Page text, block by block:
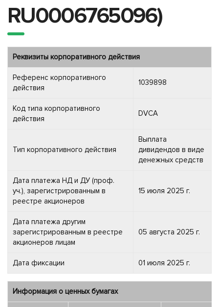
RU0006765096)
Реквизиты корпоративного действия
Референс корпоративного
действия
1039898
Код типа корпоративного
действия
DVCA
Тип корпоративного действия
Выплата
дивидендов в виде
денежных средств
Дата платежа НД и ДУ (проф.
уч.), зарегистрированным в
реестре акционеров
15 июля 2025 г.
Дата платежа другим
зарегистрированным в реестре
акционеров лицам
05 августа 2025 г.
Дата фиксации 01 июля 2025 г.
Информация о ценных бумагах